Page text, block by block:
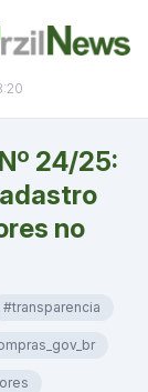
24/25:
no
#transparencia